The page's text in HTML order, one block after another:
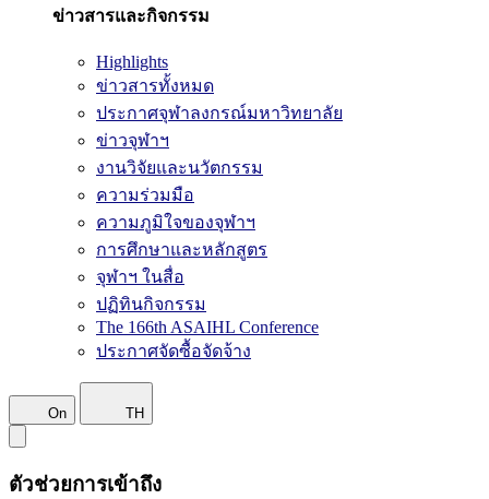
ข่าวสารและกิจกรรม
Highlights
ข่าวสารทั้งหมด
ประกาศจุฬาลงกรณ์มหาวิทยาลัย
ข่าวจุฬาฯ
งานวิจัยและนวัตกรรม
ความร่วมมือ
ความภูมิใจของจุฬาฯ
การศึกษาและหลักสูตร
จุฬาฯ ในสื่อ
ปฏิทินกิจกรรม
The 166th ASAIHL Conference
ประกาศจัดซื้อจัดจ้าง
On TH
ตัวช่วยการเข้าถึง